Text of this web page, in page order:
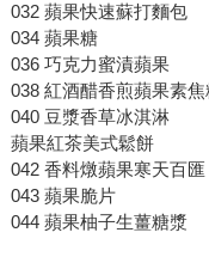
032 蘋果快速蘇打麵包
034 蘋果糖
036 巧克力蜜漬蘋果
038 紅酒醋香煎蘋果素
040 豆漿香草冰淇淋
蘋果紅茶美式鬆餅
042 香料燉蘋果寒天百匯
043 蘋果脆片
044 蘋果柚子生薑糖漿